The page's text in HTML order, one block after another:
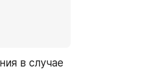
в случае